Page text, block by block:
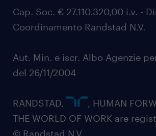
Cap. Soc. € 27.110.320,00 i.v. -
Coordinamento Randstad N.V.
Aut. Min. e iscr. Albo Agenzie
del 26/11/2004
RANDSTAD,
, HUMAN
THE WORLD OF WORK are
© Randstad N.V.